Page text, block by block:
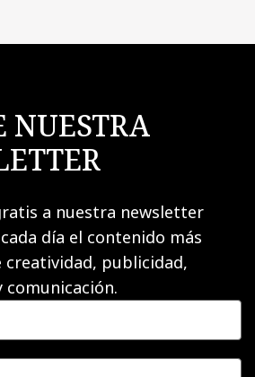
NUESTRA
a nuestra newsletter
día el contenido más
creatividad, publicidad,